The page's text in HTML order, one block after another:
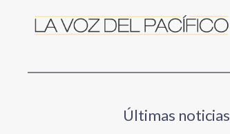
Últimas noticias